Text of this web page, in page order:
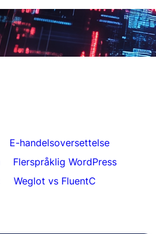
Uanstrengt nettsideoversettelse for kunder
E-handelsoversettelse
Flerspråklig WordPress
Weglot vs FluentC